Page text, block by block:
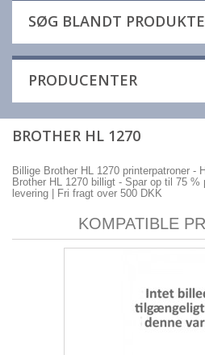
SØG BLANDT
PRODUCENTER
BROTHER HL 1270
Billige Brother HL 1270 printerpatroner -
Brother HL 1270 billigt - Spar op til 75 %
levering | Fri fragt over 500 DKK
KOMPATIBLE